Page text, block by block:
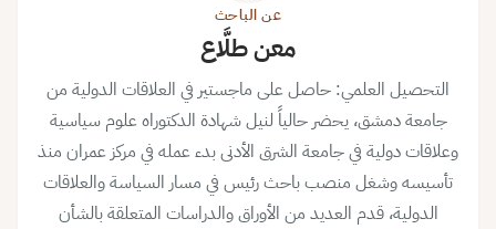
عن الباحث
معن طلَّاع
التحصيل العلمي: حاصل على ماجستير في العلاقات الدولية من
جامعة دمشق، يحضر حالياً لنيل شهادة الدكتوراه علوم سياسية
وعلاقات دولية في جامعة الشرق الأدنى بدء عمله في مركز عمران منذ
تأسيسه وشغل منصب باحث رئيس في مسار السياسة والعلاقات
الدولية، قدم العديد من الأوراق والدراسات المتعلقة بالشأن